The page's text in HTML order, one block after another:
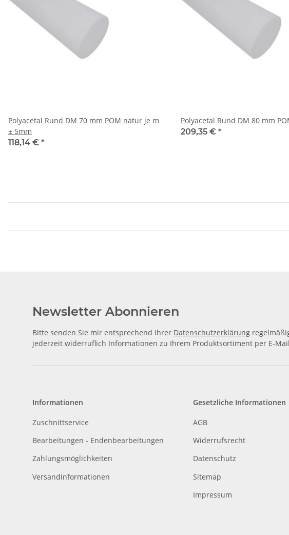
Polyacetal Rund DM 70 mm POM natur je m
± 5mm
118,14 € *
Polyacetal Rund DM 80 mm
209,35 € *
Newsletter Abonnieren
Bitte senden Sie mir entsprechend Ihrer Datenschutzerklärung
jederzeit widerruflich Informationen zu Ihrem Produktsortiment per E-
Informationen
Zuschnittservice
Bearbeitungen - Endenbearbeitungen
Zahlungsmöglichkeiten
Versandinformationen
Gesetzliche Informationen
AGB
Widerrufsrecht
Datenschutz
Sitemap
Impressum